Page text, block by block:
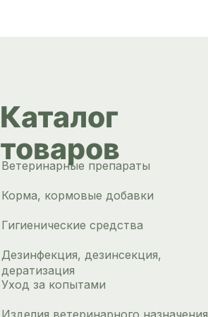
Каталог
товаров
Ветеринарные препараты
Корма, кормовые добавки
Гигиенические средства
Дезинфекция, дезинсекция,
дератизация
Уход за копытами
Изделия ветеринарного назначения